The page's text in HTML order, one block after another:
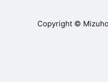
Copyright ©